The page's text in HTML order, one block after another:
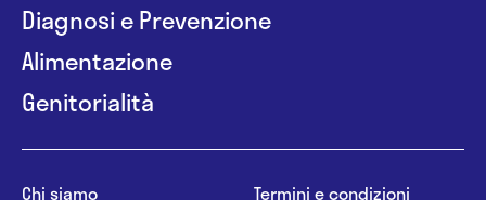
Diagnosi e Prevenzione
Alimentazione
Genitorialità
Chi siamo
Termini e condizioni